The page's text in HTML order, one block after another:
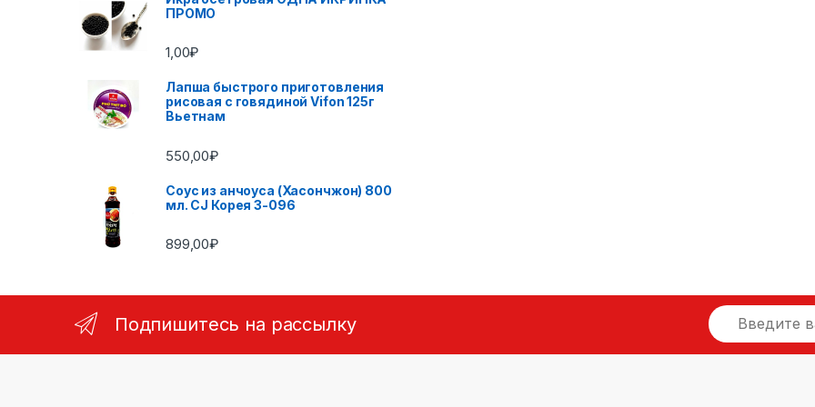
ПРОМО
1,00₽
Лапша быстрого приготовления
рисовая с говядиной Vifon 125г
Вьетнам
550,00₽
Соус из анчоуса (Хасончжон) 800
мл. CJ Корея 3-096
899,00₽
Подпишитесь на рассылку